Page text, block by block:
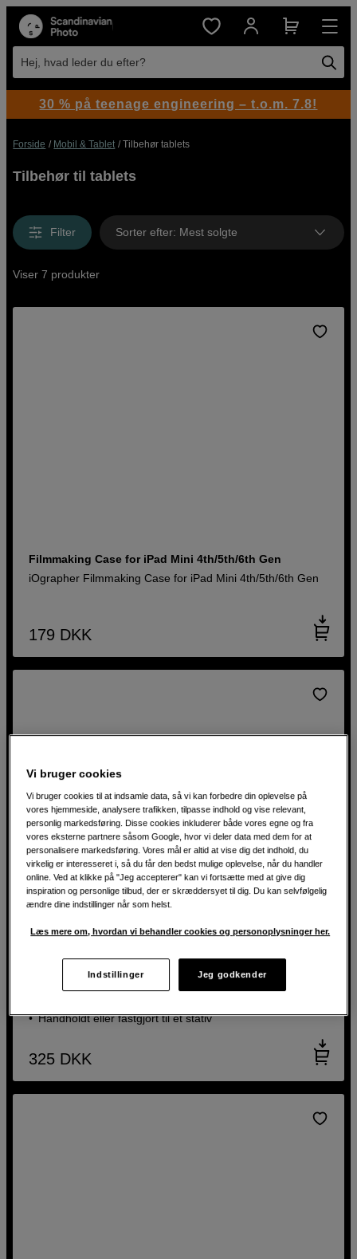
Hej, hvad leder du efter?
Forside Mobil & Tablet Tilbehør tablets
Tilbehør til tablets
Filter Sorter efter: Mest solgte
Viser 7 produkter
Filmmaking Case for iPad Mini 4th/5th/6th Gen
iOgrapher Filmmaking Case for iPad Mini 4th/5th/6th Gen
179 DKK
Alctron Tablet Videographer Stand
Passer til de mest almindelige tablets
To tilbehørsbeslag til lyd og lys
Håndholdt eller fastgjort til et stativ
325 DKK
30 % på teenage engineering – t.o.m. 7.8!
Vi bruger cookies
Vi bruger cookies til at indsamle data, så vi kan forbedre din oplevelse på
vores hjemmeside, analysere trafikken, tilpasse indhold og vise relevant,
personlig markedsføring. Disse cookies inkluderer både vores egne og fra
vores eksterne partnere såsom Google, hvor vi deler data med dem for at
personalisere markedsføring. Vores mål er altid at vise dig det indhold, du
virkelig er interesseret i, så du får den bedst mulige oplevelse, når du handler
online. Ved at klikke på "Jeg accepterer" kan vi fortsætte med at give dig
inspiration og personlige tilbud, der er skræddersyet til dig. Du kan selvfølgelig
ændre dine indstillinger når som helst.
Læs mere om, hvordan vi behandler cookies og personoplysninger her.
Indstillinger Jeg godkender